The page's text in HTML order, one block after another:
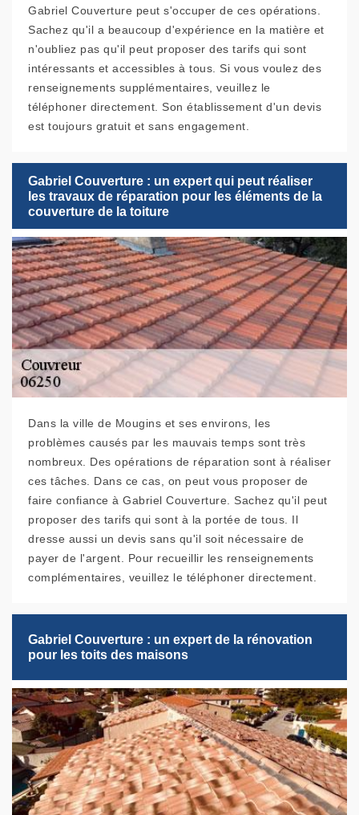
Gabriel Couverture peut s'occuper de ces opérations.
Sachez qu'il a beaucoup d'expérience en la matière et
n'oubliez pas qu'il peut proposer des tarifs qui sont
intéressants et accessibles à tous. Si vous voulez des
renseignements supplémentaires, veuillez le
téléphoner directement. Son établissement d'un devis
est toujours gratuit et sans engagement.
Gabriel Couverture : un expert qui peut réaliser
les travaux de réparation pour les éléments de la
couverture de la toiture
Dans la ville de Mougins et ses environs, les
problèmes causés par les mauvais temps sont très
nombreux. Des opérations de réparation sont à réaliser
ces tâches. Dans ce cas, on peut vous proposer de
faire confiance à Gabriel Couverture. Sachez qu'il peut
proposer des tarifs qui sont à la portée de tous. Il
dresse aussi un devis sans qu'il soit nécessaire de
payer de l'argent. Pour recueillir les renseignements
complémentaires, veuillez le téléphoner directement.
Gabriel Couverture : un expert de la rénovation
pour les toits des maisons